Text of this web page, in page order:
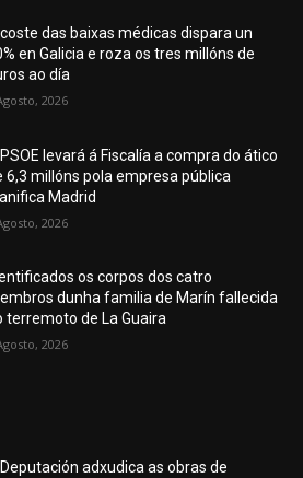
das baixas médicas dispara un
en Galicia e roza os tres millóns de
ao día
2026
levará á Fiscalía a compra do ático
6,3 millóns pola empresa pública
Madrid
2026
os corpos dos catro
dunha familia de Marín fallecida
terremoto de La Guaira
2026
adxudica as obras de